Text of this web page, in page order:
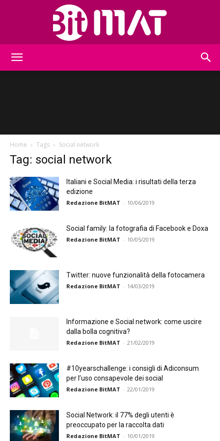
Home Tags Social network
Tag: social network
Italiani e Social Media: i risultati della terza
edizione
Redazione BitMAT - 10/06/2019
Social family: la fotografia di Facebook e Doxa
Redazione BitMAT - 10/05/2019
Twitter: nuove funzionalità della fotocamera
Redazione BitMAT - 14/03/2019
Informazione e Social network: come uscire
dalla bolla cognitiva?
Redazione BitMAT - 21/02/2019
#10yearschallenge: i consigli di Adiconsum
per l’uso consapevole dei social
Redazione BitMAT - 22/01/2019
Social Network: il 77% degli utenti è
preoccupato per la raccolta dati
Redazione BitMAT - 10/01/2019